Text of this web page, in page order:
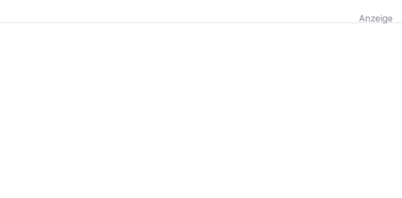
Anzeige